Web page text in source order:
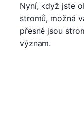
Nyní, když jste
stromů, možná
přesně jsou
význam.